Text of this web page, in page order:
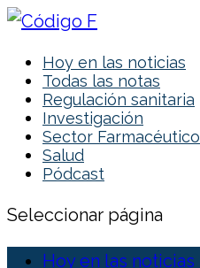
Hoy en las noticias
Todas las notas
Regulación sanitaria
Investigación
Sector Farmacéutico
Salud
Pódcast
Seleccionar página
Hoy en las noticias